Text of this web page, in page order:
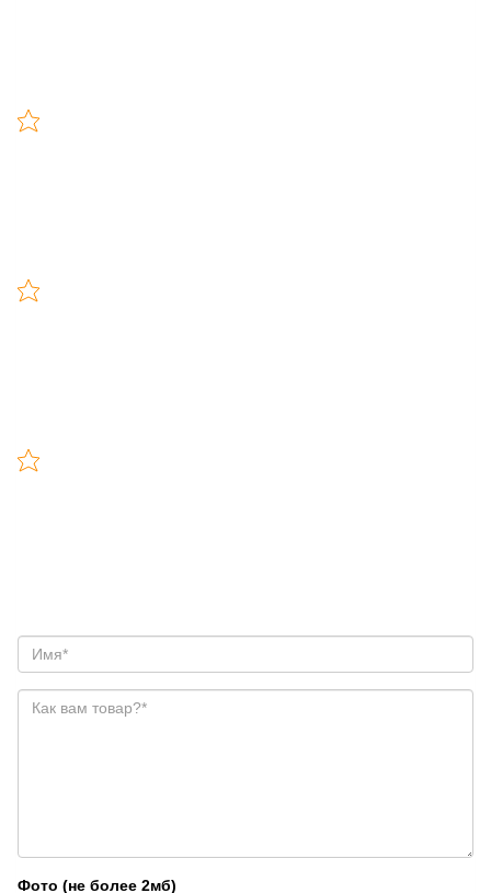
Фото (не более 2мб)